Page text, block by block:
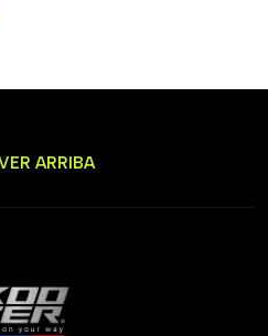
ARRIBA